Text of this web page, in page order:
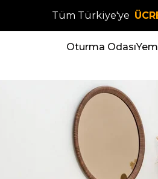
Tüm Türkiye'ye
Oturma Odası